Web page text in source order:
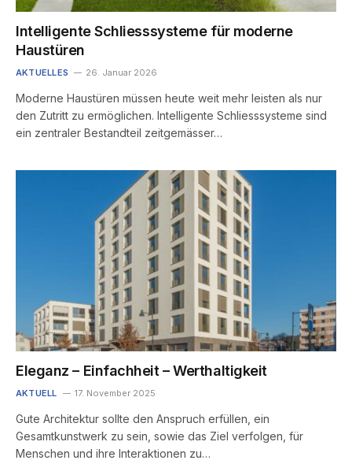
Intelligente Schliesssysteme für moderne
Haustüren
AKTUELLES 26. Januar 2026
Moderne Haustüren müssen heute weit mehr leisten als nur
den Zutritt zu ermöglichen. Intelligente Schliesssysteme sind
ein zentraler Bestandteil zeitgemässer…
Eleganz – Einfachheit – Werthaltigkeit
AKTUELL 17. November 2025
Gute Architektur sollte den Anspruch erfüllen, ein
Gesamtkunstwerk zu sein, sowie das Ziel verfolgen, für
Menschen und ihre Interaktionen zu…